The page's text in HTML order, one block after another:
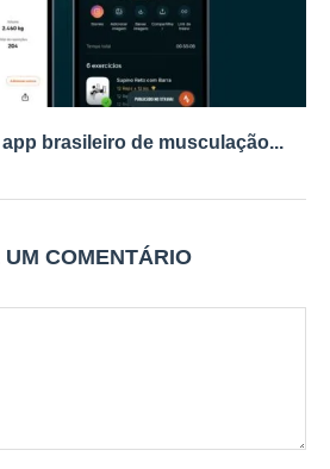
brasileiro de musculação...
UM COMENTÁRIO